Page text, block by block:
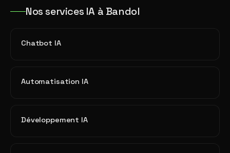
Nos services IA à Bandol
Chatbot IA
Automatisation IA
Développement IA